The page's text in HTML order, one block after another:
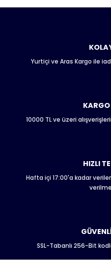
Yurtiçi ve Aras Kargo ile
10000 TL ve üzeri
HIZLI
Hafta içi 17:00'a kadar
SSL-Tabanlı 256-Bit